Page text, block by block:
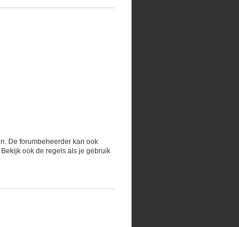
De forumbeheerder kan ook
ook de regels als je gebruik